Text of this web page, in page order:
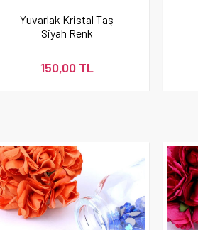
Yuvarlak Kristal Taş
Siyah Renk
150,00 TL